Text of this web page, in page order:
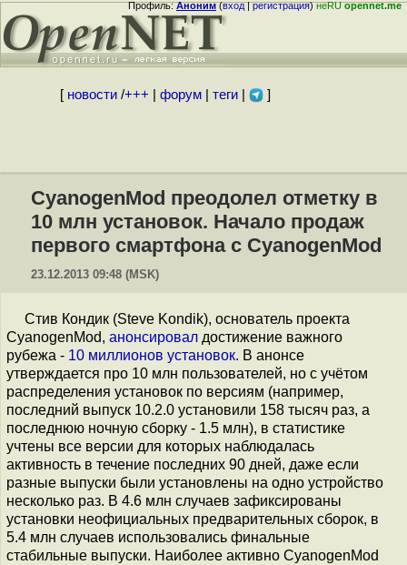
Профиль:Аноним(вход|регистрация)неRUopennet.me
[ новости/+++ форум| теги| ]
CyanogenMod преодолел отметку в
10 млн установок. Начало продаж
первого смартфона с CyanogenMod
23.12.2013 09:48 (MSK)
Стив Кондик (Steve Kondik), основатель проекта
CyanogenMod, анонсировал достижение важного
рубежа - 10 миллионов установок. В анонсе
утверждается про 10 млн пользователей, но с учётом
распределения установок по версиям (например,
последний выпуск 10.2.0 установили 158 тысяч раз, а
последнюю ночную сборку - 1.5 млн), в статистике
учтены все версии для которых наблюдалась
активность в течение последних 90 дней, даже если
разные выпуски были установлены на одно устройство
несколько раз. В 4.6 млн случаев зафиксированы
установки неофициальных предварительных сборок, в
5.4 млн случаев использовались финальные
стабильные выпуски. Наиболее активно CyanogenMod